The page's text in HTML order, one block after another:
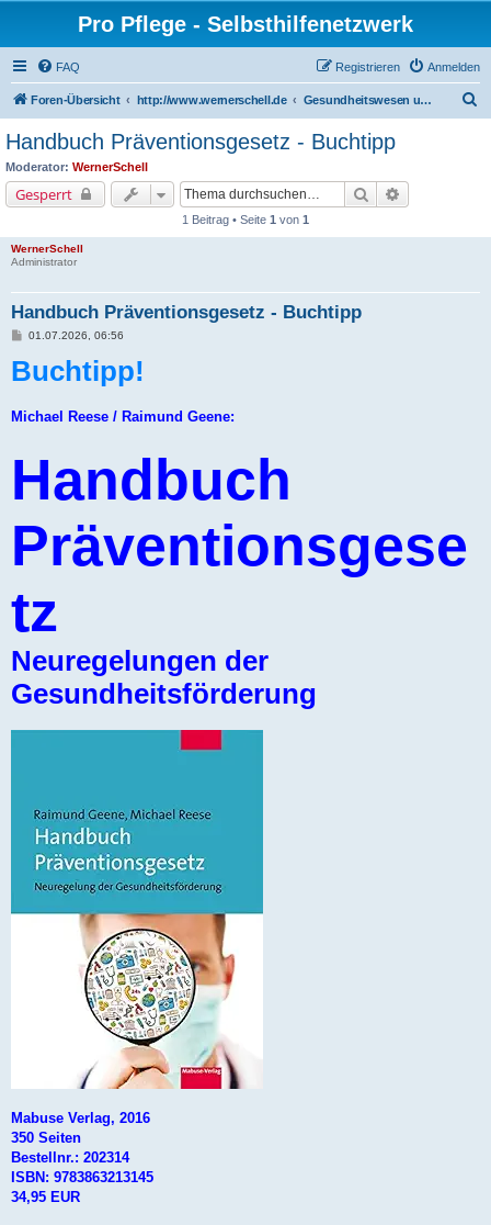
Pro Pflege - Selbsthilfenetzwerk
FAQ Anmelden
Registrieren
Foren-Übersicht http://www.wernerschell.de Gesundheitswesen und –politik
Handbuch Präventionsgesetz - Buchtipp
Moderator: WernerSchell
Gesperrt Suche
1 Beitrag • Seite 1 von 1
WernerSchell
Administrator
Handbuch Präventionsgesetz - Buchtipp
B
i
t
g
01.07.2026, 06:56
Buchtipp!
Michael Reese / Raimund Geene:
Handbuch
Präventionsgese
tz
Neuregelungen der
Gesundheitsförderung
Mabuse Verlag, 2016
350 Seiten
Bestellnr.: 202314
ISBN: 9783863213145
34,95 EUR